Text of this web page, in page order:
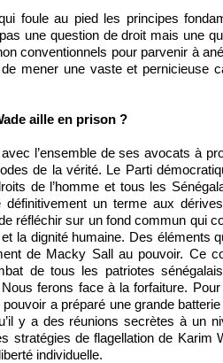
foule au pied les principes
une question de droit mais une
conventionnels pour parvenir à
mener une vaste et pernicieuse
aille en prison ?
l’ensemble de ses avocats à
de la vérité. Le Parti
de l’homme et tous les
un terme aux
réfléchir sur un fond commun qui
la dignité humaine. Des éléments
de Macky Sall au pouvoir. Ce
de tous les patriotes
ferons face à la forfaiture.
a préparé une grande
y a des réunions secrètes à un
stratégies de flagellation de Karim
individuelle.